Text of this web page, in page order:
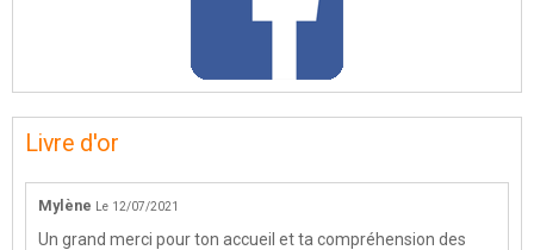
Livre d'or
Mylène Le 12/07/2021
Un grand merci pour ton accueil et ta compréhension des